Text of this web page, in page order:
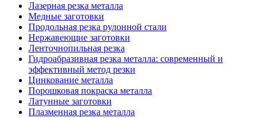
Лазерная резка металла
Медные заготовки
Продольная резка рулонной стали
Нержавеющие заготовки
Ленточнопильная резка
Гидроабразивная резка металла: современный и
эффективный метод резки
Цинкование металла
Порошковая покраска металла
Латунные заготовки
Плазменная резка металла